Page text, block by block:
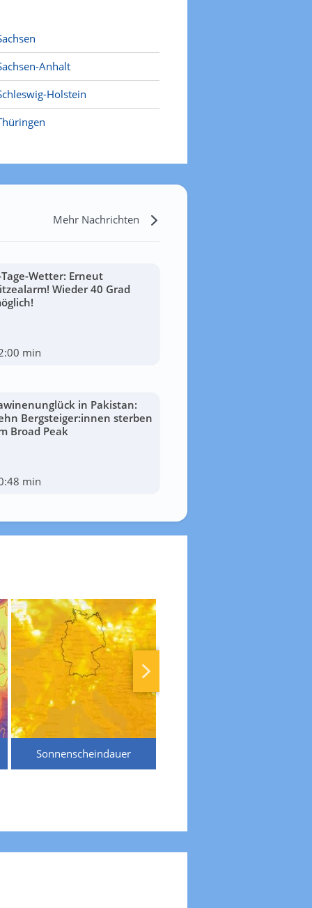
Anhalt
Holstein
Mehr Nachrichten
Wetter: Erneut
Wieder 40 Grad
min
in Pakistan:
Bergsteiger:innen sterben
Broad Peak
min
Sonnenscheindauer